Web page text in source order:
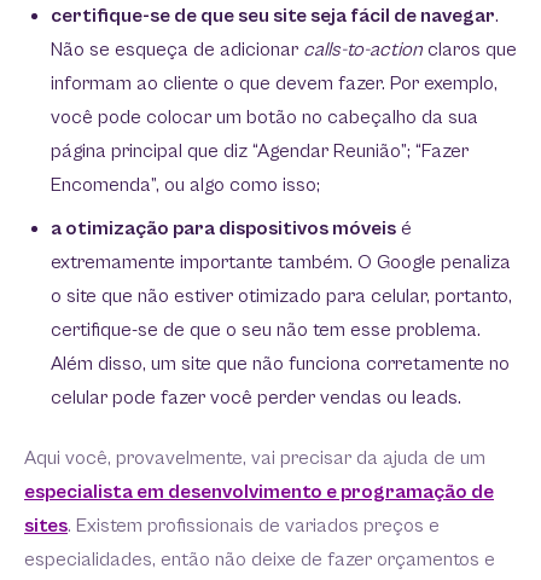
certifique-se de que seu site seja fácil de navegar.
Não se esqueça de adicionar calls-to-action claros que
informam ao cliente o que devem fazer. Por exemplo,
você pode colocar um botão no cabeçalho da sua
página principal que diz “Agendar Reunião”; “Fazer
Encomenda”, ou algo como isso;
a otimização para dispositivos móveis é
extremamente importante também. O Google penaliza
o site que não estiver otimizado para celular, portanto,
certifique-se de que o seu não tem esse problema.
Além disso, um site que não funciona corretamente no
celular pode fazer você perder vendas ou leads.
Aqui você, provavelmente, vai precisar da ajuda de um
especialista em desenvolvimento e programação de
sites. Existem profissionais de variados preços e
especialidades, então não deixe de fazer orçamentos e